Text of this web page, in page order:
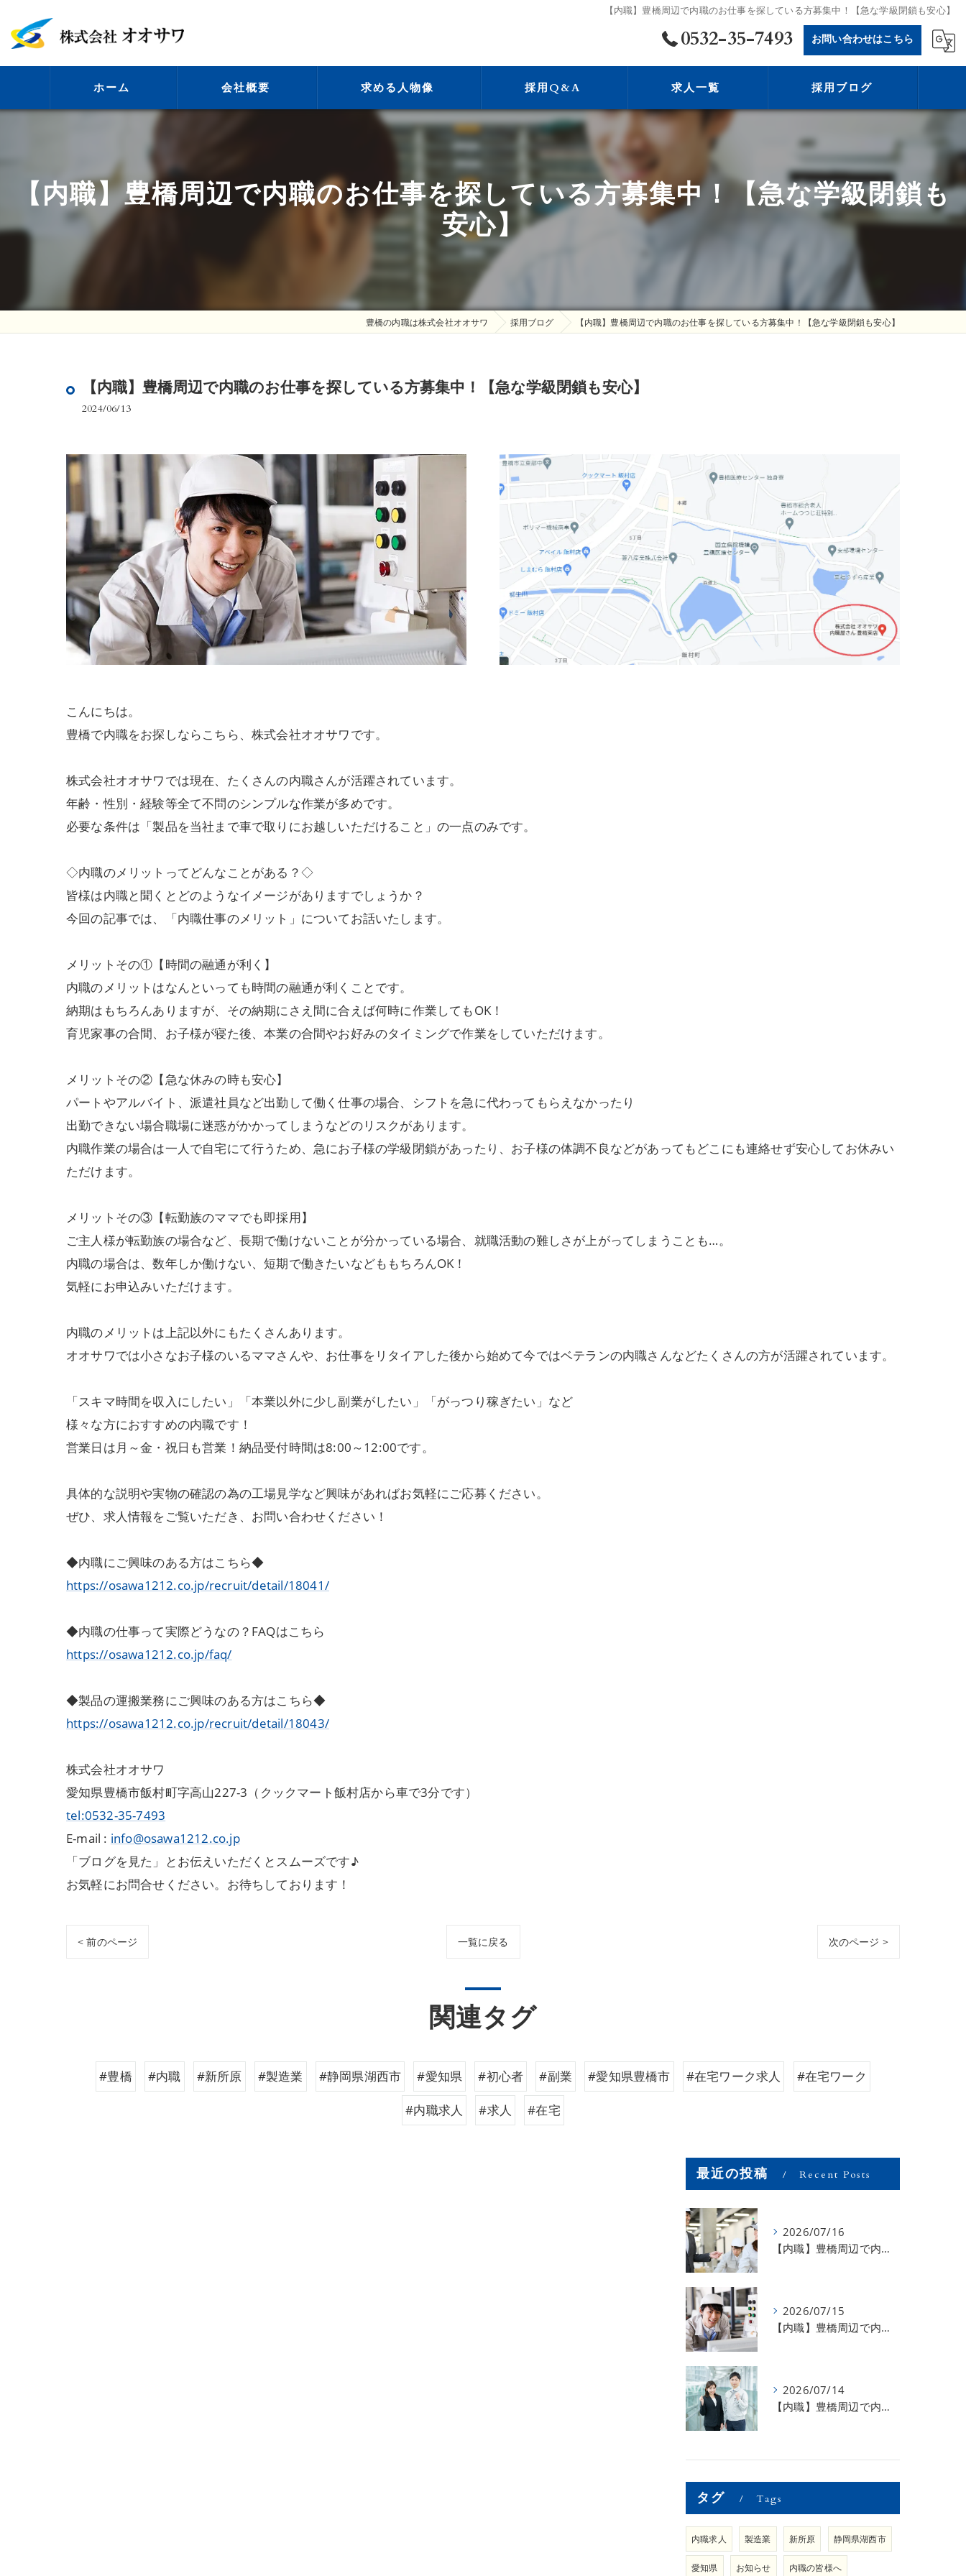
【内職】豊橋周辺で内職のお仕事を探している方募集中！【急な学級閉鎖も安心】
0532-35-7493 お問い合わせはこちら
ホーム 会社概要
ビジョン
求める人物像 採用Q&A 求人一覧 採用ブログ
【内職】豊橋周辺で内職のお仕事を探している方募集中！【急な学級閉鎖も
安心】
豊橋の内職は株式会社オオサワ 採用ブログ 【内職】豊橋周辺で内職のお仕事を探している方募集中！【急な学級閉鎖も安心】
【内職】豊橋周辺で内職のお仕事を探している方募集中！【急な学級閉鎖も安心】
2024/06/13
こんにちは。
豊橋で内職をお探しならこちら、株式会社オオサワです。
株式会社オオサワでは現在、たくさんの内職さんが活躍されています。
年齢・性別・経験等全て不問のシンプルな作業が多めです。
必要な条件は「製品を当社まで車で取りにお越しいただけること」の一点のみです。
◇内職のメリットってどんなことがある？◇
皆様は内職と聞くとどのようなイメージがありますでしょうか？
今回の記事では、「内職仕事のメリット」についてお話いたします。
メリットその①【時間の融通が利く】
内職のメリットはなんといっても時間の融通が利くことです。
納期はもちろんありますが、その納期にさえ間に合えば何時に作業してもOK！
育児家事の合間、お子様が寝た後、本業の合間やお好みのタイミングで作業をしていただけます。
メリットその②【急な休みの時も安心】
パートやアルバイト、派遣社員など出勤して働く仕事の場合、シフトを急に代わってもらえなかったり
出勤できない場合職場に迷惑がかかってしまうなどのリスクがあります。
内職作業の場合は一人で自宅にて行うため、急にお子様の学級閉鎖があったり、お子様の体調不良などがあってもどこにも連絡せず安心してお休みい
ただけます。
メリットその③【転勤族のママでも即採用】
ご主人様が転勤族の場合など、長期で働けないことが分かっている場合、就職活動の難しさが上がってしまうことも…。
内職の場合は、数年しか働けない、短期で働きたいなどももちろんOK！
気軽にお申込みいただけます。
内職のメリットは上記以外にもたくさんあります。
オオサワでは小さなお子様のいるママさんや、お仕事をリタイアした後から始めて今ではベテランの内職さんなどたくさんの方が活躍されています。
「スキマ時間を収入にしたい」「本業以外に少し副業がしたい」「がっつり稼ぎたい」など
様々な方におすすめの内職です！
営業日は月～金・祝日も営業！納品受付時間は8:00～12:00です。
具体的な説明や実物の確認の為の工場見学など興味があればお気軽にご応募ください。
ぜひ、求人情報をご覧いただき、お問い合わせください！
◆内職にご興味のある方はこちら◆
https://osawa1212.co.jp/recruit/detail/18041/
◆内職の仕事って実際どうなの？FAQはこちら
https://osawa1212.co.jp/faq/
◆製品の運搬業務にご興味のある方はこちら◆
https://osawa1212.co.jp/recruit/detail/18043/
株式会社オオサワ
愛知県豊橋市飯村町字高山227-3（クックマート飯村店から車で3分です）
tel:0532-35-7493
E-mail : info@osawa1212.co.jp
「ブログを見た」とお伝えいただくとスムーズです♪
お気軽にお問合せください。お待ちしております！
< 前のページ 一覧に戻る 次のページ >
関連タグ
#豊橋 #内職 #新所原 #製造業 #静岡県湖西市 #愛知県 #初心者 #副業 #愛知県豊橋市 #在宅ワーク求人 #在宅ワーク
#内職求人 #求人 #在宅
最近の投稿 Recent Posts
2026/07/16
【内職】豊橋周辺で内職のお仕事を探している方募集中！【お仕事の内容】
2026/07/15
【内職】豊橋周辺で内職のお仕事を探している方募集中！【急な学級閉鎖も安心】
2026/07/14
【内職】豊橋周辺で内職のお仕事を探している方募集中！【内職さまのお声②】
タグ Tags
内職求人 製造業 新所原 静岡県湖西市
愛知県 お知らせ 内職の皆様へ